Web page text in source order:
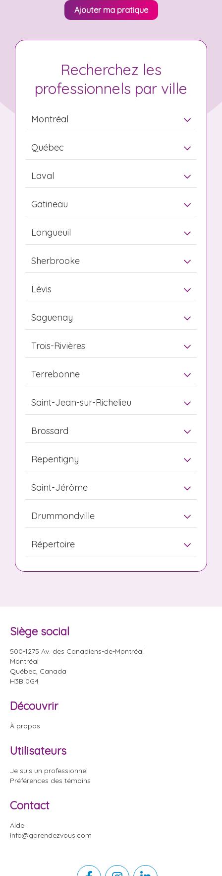
Ajouter ma pratique
Recherchez les
professionnels par ville
Montréal
Québec
Laval
Gatineau
Longueuil
Sherbrooke
Lévis
Saguenay
Trois-Rivières
Terrebonne
Saint-Jean-sur-Richelieu
Brossard
Repentigny
Saint-Jérôme
Drummondville
Répertoire
Siège social
500-1275 Av. des Canadiens-de-Montréal
Montréal
Québec, Canada
H3B 0G4
Découvrir
À propos
Utilisateurs
Je suis un professionnel
Préférences des témoins
Contact
Aide
info@gorendezvous.com